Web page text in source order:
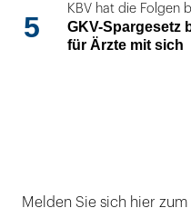
5
KBV hat die Folgen
GKV-Spargesetz
für Ärzte mit sich
Melden Sie sich hier